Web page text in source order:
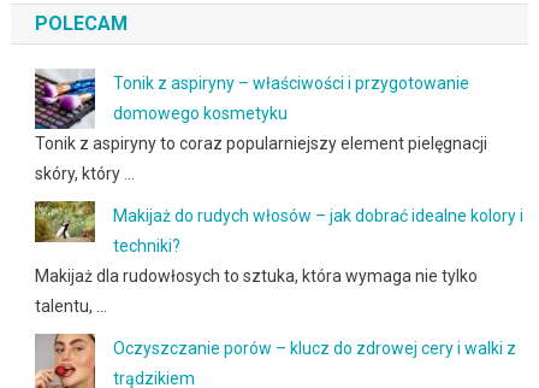
POLECAM
Tonik z aspiryny – właściwości i przygotowanie
domowego kosmetyku
Tonik z aspiryny to coraz popularniejszy element pielęgnacji
skóry, który …
Makijaż do rudych włosów – jak dobrać idealne kolory i
techniki?
Makijaż dla rudowłosych to sztuka, która wymaga nie tylko
talentu, …
Oczyszczanie porów – klucz do zdrowej cery i walki z
trądzikiem